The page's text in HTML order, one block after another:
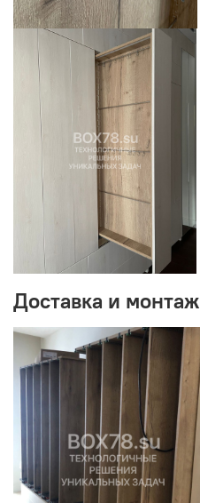
Доставка и монтаж